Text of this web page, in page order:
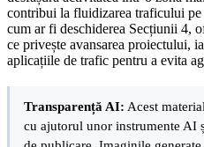
contribui la fluidizarea traficului pe
cum ar fi deschiderea Secțiunii 4,
ce privește avansarea proiectului,
aplicațiile de trafic pentru a evita
Transparență AI: Acest
cu ajutorul unor instrumente AI